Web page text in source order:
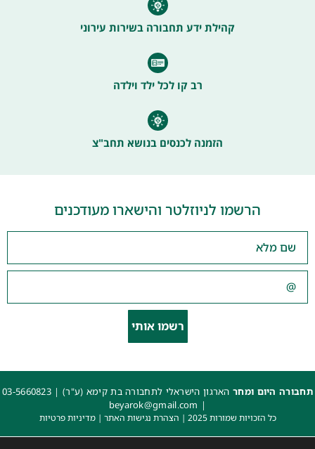
קהילת ידע תחבורה בשירות עירוני
רב קו לכל ילד וילדה
הזמנה לכנסים בנושא תחב"צ
הרשמו לניוזלטר והישארו מעודכנים
רשמו אותי
תחבורה היום ומחרהארגון הישראלי לתחבורה בת קימא (ע"ר) | 03-5660823
|
beyarok@gmail.com
כל הזכויות שמורות 2025 | הצהרת נגישות האתר |מדיניות פרטיות